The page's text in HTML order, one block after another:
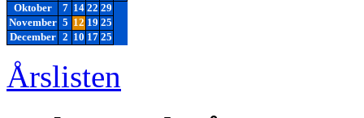
Oktober
7 14 22 29
November 5 12 19 25
December
2 10 17 25
Årslisten